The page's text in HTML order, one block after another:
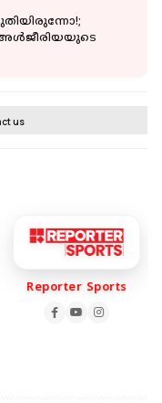
us
Reporter Sports